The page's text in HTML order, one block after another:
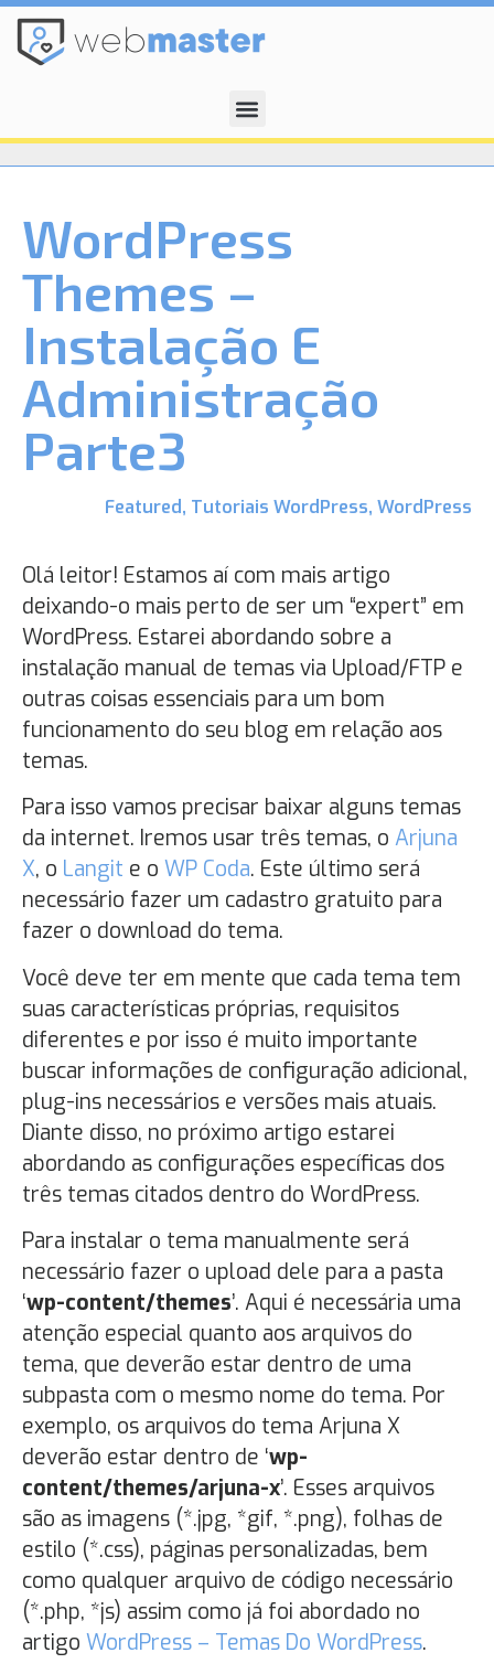
WordPress
Themes –
Instalação E
Administração
Parte3
Featured, Tutoriais WordPress, WordPress
Olá leitor! Estamos aí com mais artigo
deixando-o mais perto de ser um “expert” em
WordPress. Estarei abordando sobre a
instalação manual de temas via Upload/FTP e
outras coisas essenciais para um bom
funcionamento do seu blog em relação aos
temas.
Para isso vamos precisar baixar alguns temas
da internet. Iremos usar três temas, o Arjuna
X, o Langit e o WP Coda. Este último será
necessário fazer um cadastro gratuito para
fazer o download do tema.
Você deve ter em mente que cada tema tem
suas características próprias, requisitos
diferentes e por isso é muito importante
buscar informações de configuração adicional,
plug-ins necessários e versões mais atuais.
Diante disso, no próximo artigo estarei
abordando as configurações específicas dos
três temas citados dentro do WordPress.
Para instalar o tema manualmente será
necessário fazer o upload dele para a pasta
‘wp-content/themes’. Aqui é necessária uma
atenção especial quanto aos arquivos do
tema, que deverão estar dentro de uma
subpasta com o mesmo nome do tema. Por
exemplo, os arquivos do tema Arjuna X
deverão estar dentro de ‘wp-
content/themes/arjuna-x’. Esses arquivos
são as imagens (*.jpg, *gif, *.png), folhas de
estilo (*.css), páginas personalizadas, bem
como qualquer arquivo de código necessário
(*.php, *js) assim como já foi abordado no
artigo WordPress – Temas Do WordPress.